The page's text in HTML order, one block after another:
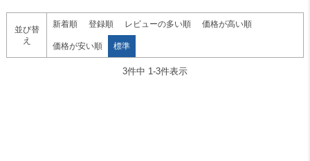
スィルク
並び替
え
新着順 登録順 レビューの多い順 価格が高い順
価格が安い順 標準
3件中 1 -3件表示